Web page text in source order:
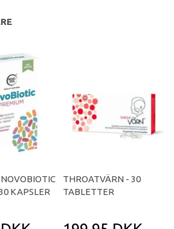
KAPSLER
THROATVÄRN - 30
TABLETTER